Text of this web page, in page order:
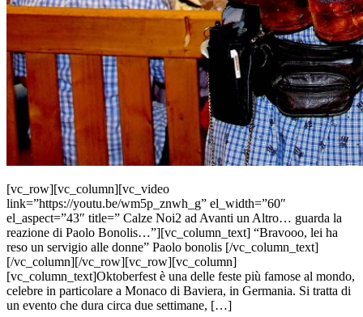
[vc_row][vc_column][vc_video
link=”https://youtu.be/wm5p_znwh_g” el_width=”60″
el_aspect=”43″ title=” Calze Noi2 ad Avanti un Altro… guarda la
reazione di Paolo Bonolis…”][vc_column_text] “Bravooo, lei ha
reso un servigio alle donne” Paolo bonolis [/vc_column_text]
[/vc_column][/vc_row][vc_row][vc_column]
[vc_column_text]Oktoberfest è una delle feste più famose al mondo,
celebre in particolare a Monaco di Baviera, in Germania. Si tratta di
un evento che dura circa due settimane, […]